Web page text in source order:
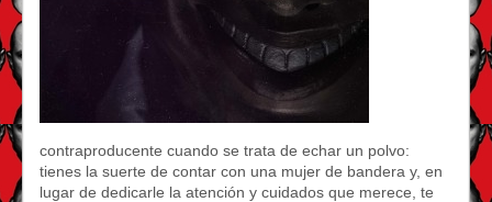
contraproducente cuando se trata de echar un polvo:
tienes la suerte de contar con una mujer de bandera y, en
lugar de dedicarle la atención y cuidados que merece, te